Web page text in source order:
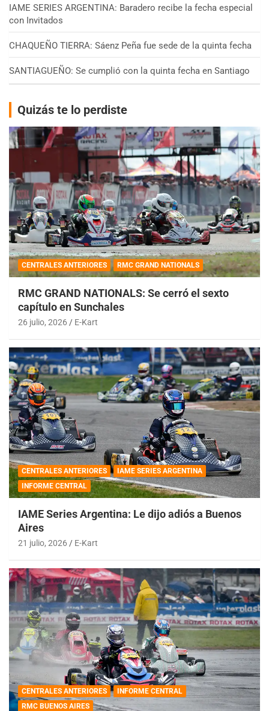
IAME SERIES ARGENTINA: Baradero recibe la fecha especial
con Invitados
CHAQUEÑO TIERRA: Sáenz Peña fue sede de la quinta fecha
SANTIAGUEÑO: Se cumplió con la quinta fecha en Santiago
Quizás te lo perdiste
CENTRALES ANTERIORES RMC GRAND NATIONALS
RMC GRAND NATIONALS: Se cerró el sexto
capítulo en Sunchales
26 julio, 2026 E-Kart
CENTRALES ANTERIORES
IAME SERIES ARGENTINA
INFORME CENTRAL
IAME Series Argentina: Le dijo adiós a Buenos
Aires
21 julio, 2026 E-Kart
CENTRALES ANTERIORES
INFORME CENTRAL
RMC BUENOS AIRES